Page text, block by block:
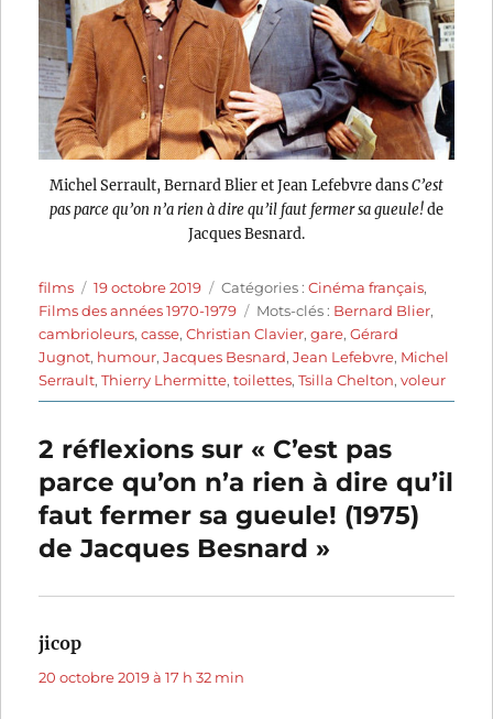
Michel Serrault, Bernard Blier et Jean Lefebvre dansC’est
pas parce qu’on n’a rien à dire qu’il faut fermer sa gueule!de
Jacques Besnard.
Auteur
films
Publié
le
19 octobre 2019 Catégories
Catégories :Cinéma français,
Films des années 1970-1979
Étiquettes
Mots-clés : Bernard Blier,
cambrioleurs,casse,Christian Clavier,gare,Gérard
Jugnot, humour,Jacques Besnard,Jean Lefebvre, Michel
Serrault,Thierry Lhermitte,toilettes,Tsilla Chelton,voleur
2 réflexions sur « C’est pas
parce qu’on n’a rien à dire qu’il
faut fermer sa gueule! (1975)
de Jacques Besnard »
jicop
20 octobre 2019 à 17 h 32 min